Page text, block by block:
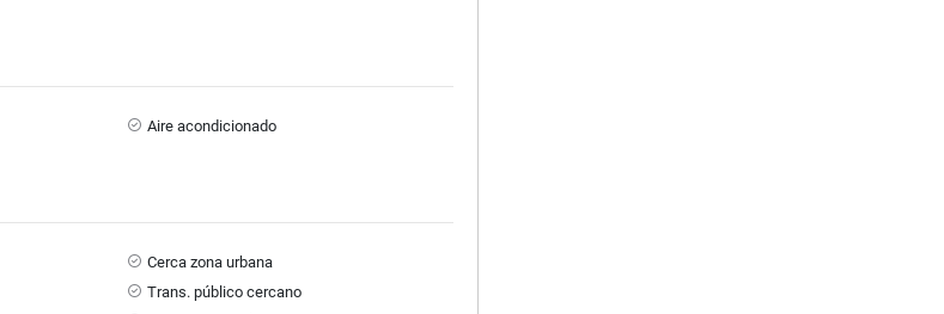
Aire acondicionado
Cerca zona urbana
Trans. público cercano